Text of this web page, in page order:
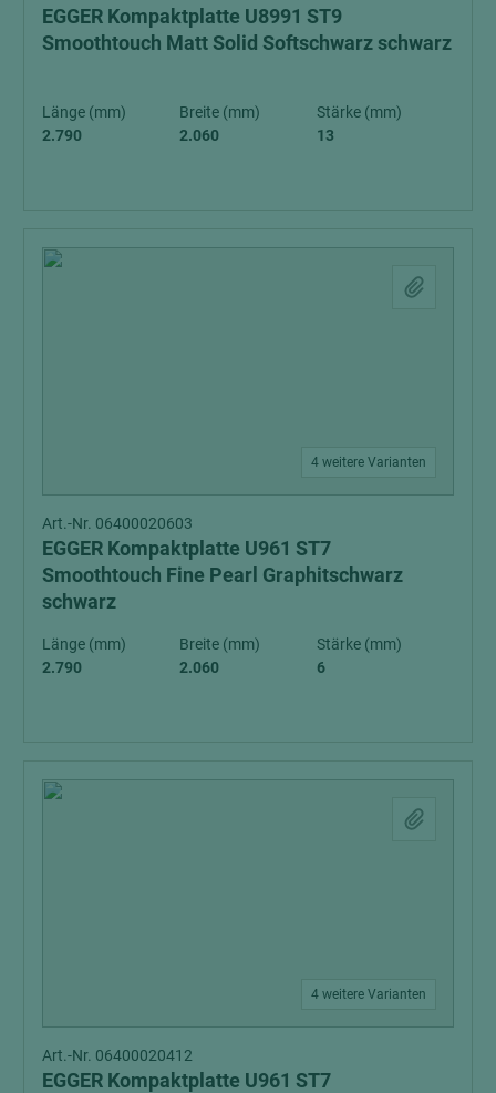
EGGER Kompaktplatte U8991 ST9
Smoothtouch Matt Solid Softschwarz schwarz
Länge (mm)
2.790
Breite (mm)
2.060
Stärke (mm)
13
4 weitere Varianten
Art.-Nr. 06400020603
EGGER Kompaktplatte U961 ST7
Smoothtouch Fine Pearl Graphitschwarz
schwarz
Länge (mm)
2.790
Breite (mm)
2.060
Stärke (mm)
6
4 weitere Varianten
Art.-Nr. 06400020412
EGGER Kompaktplatte U961 ST7